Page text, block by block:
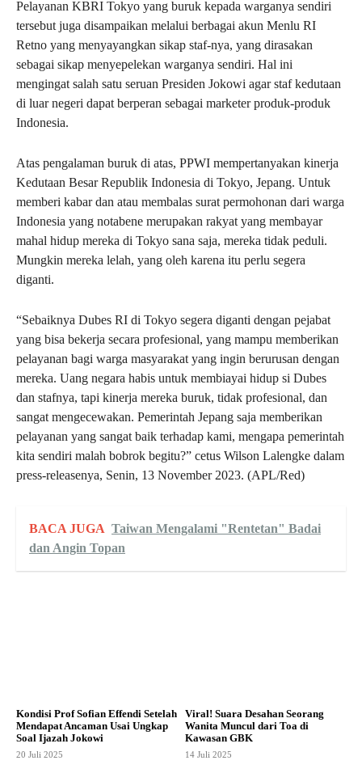
Pelayanan KBRI Tokyo yang buruk kepada warganya sendiri
tersebut juga disampaikan melalui berbagai akun Menlu RI
Retno yang menyayangkan sikap staf-nya, yang dirasakan
sebagai sikap menyepelekan warganya sendiri. Hal ini
mengingat salah satu seruan Presiden Jokowi agar staf kedutaan
di luar negeri dapat berperan sebagai marketer produk-produk
Indonesia.
Atas pengalaman buruk di atas, PPWI mempertanyakan kinerja
Kedutaan Besar Republik Indonesia di Tokyo, Jepang. Untuk
memberi kabar dan atau membalas surat permohonan dari warga
Indonesia yang notabene merupakan rakyat yang membayar
mahal hidup mereka di Tokyo sana saja, mereka tidak peduli.
Mungkin mereka lelah, yang oleh karena itu perlu segera
diganti.
“Sebaiknya Dubes RI di Tokyo segera diganti dengan pejabat
yang bisa bekerja secara profesional, yang mampu memberikan
pelayanan bagi warga masyarakat yang ingin berurusan dengan
mereka. Uang negara habis untuk membiayai hidup si Dubes
dan stafnya, tapi kinerja mereka buruk, tidak profesional, dan
sangat mengecewakan. Pemerintah Jepang saja memberikan
pelayanan yang sangat baik terhadap kami, mengapa pemerintah
kita sendiri malah bobrok begitu?” cetus Wilson Lalengke dalam
press-releasenya, Senin, 13 November 2023. (APL/Red)
BACA JUGA Taiwan Mengalami "Rentetan" Badai
dan Angin Topan
Kondisi Prof Sofian Effendi Setelah
Mendapat Ancaman Usai Ungkap
Soal Ijazah Jokowi
20 Juli 2025
Viral! Suara Desahan Seorang
Wanita Muncul dari Toa di
Kawasan GBK
14 Juli 2025